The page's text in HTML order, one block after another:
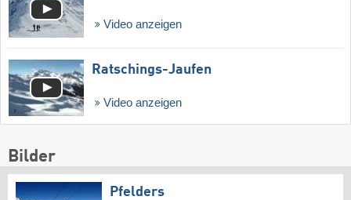
Video anzeigen
Ratschings-Jaufen
Video anzeigen
Bilder
Pfelders